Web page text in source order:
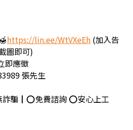
https://lin.ee/WtVXeEh (加入告
圖即可)
即應徵
張先生
詐騙┃⭕️免費諮詢 ⭕️安心上工